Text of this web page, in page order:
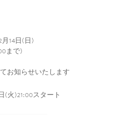
月14日(日)
まで)
お知らせいたします
(火)21:00スタート